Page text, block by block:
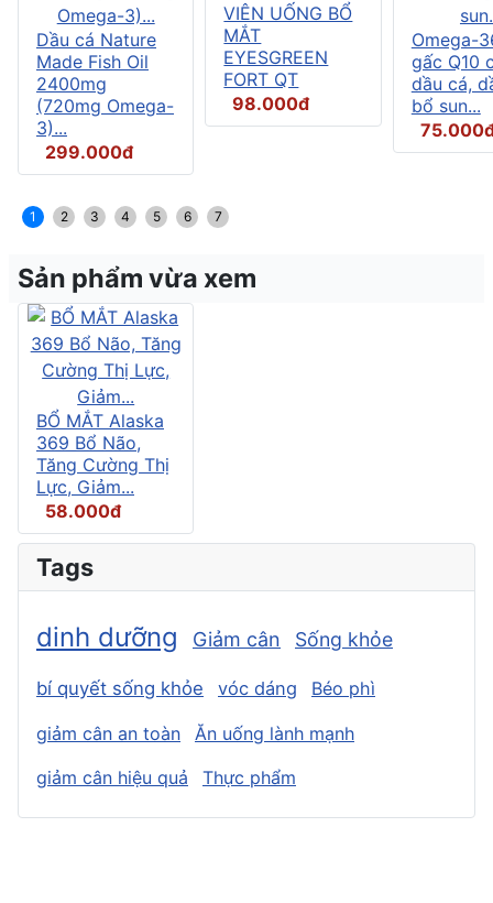
Dầu cá Nature
Made Fish Oil
2400mg
(720mg Omega-
3)...
299.000đ
VIÊN UỐNG BỔ
MẮT
EYESGREEN
FORT QT
98.000đ
Omega-
gấc Q10
dầu cá,
bổ sun...
1 2 3 4 5 6 7
Sản phẩm vừa xem
BỔ MẮT Alaska
369 Bổ Não,
Tăng Cường Thị
Lực, Giảm...
58.000đ
Tags
dinh dưỡng Giảm cân Sống khỏe
bí quyết sống khỏe vóc dáng Béo phì
giảm cân an toàn
Ăn uống lành mạnh
giảm cân hiệu quả
Thực phẩm